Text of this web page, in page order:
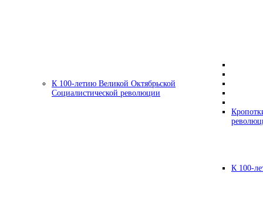
К 100-летию Великой Октябрьской
Социалистической революции
К 100-